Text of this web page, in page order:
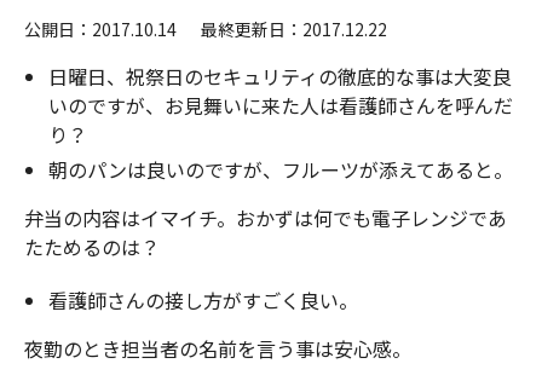
公開日：2017.10.14 最終更新日：2017.12.22
日曜日、祝祭日のセキュリティの徹底的な事は大変良
いのですが、お見舞いに来た人は看護師さんを呼んだ
り？
朝のパンは良いのですが、フルーツが添えてあると。
弁当の内容はイマイチ。おかずは何でも電子レンジであ
たためるのは？
看護師さんの接し方がすごく良い。
夜勤のとき担当者の名前を言う事は安心感。